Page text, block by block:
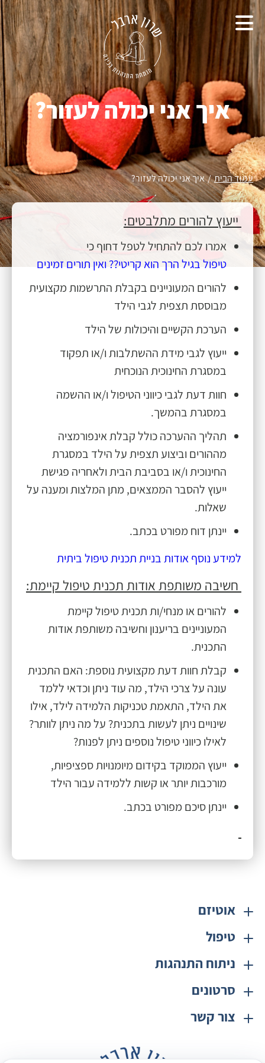
איך אני יכולה לעזור?
עמוד הבית / איך אני יכולה לעזור?
ייעוץ להורים מתלבטים:
אמרו לכם להתחיל לטפל דחוף כי
טיפול בגיל הרך הוא קריטי?? ואין תורים זמינים
להורים המעוניינים בקבלת התרשמות מקצועית
מבוססת תצפית לגבי הילד
הערכת הקשיים והיכולות של הילד
ייעוץ לגבי מידת ההשתלבות ו/או תפקוד
במסגרת החינוכית הנוכחית
חוות דעת לגבי כיווני הטיפול ו/או ההשמה
במסגרת בהמשך.
תהליך ההערכה כולל קבלת אינפורמציה
מההורים וביצוע תצפית על הילד במסגרת
החינוכית ו/או בסביבת הבית ולאחריה פגישת
ייעוץ להסבר הממצאים, מתן המלצות ומענה על
שאלות.
יינתן דוח מפורט בכתב.
למידע נוסף אודות בניית תכנית טיפול ביתית
חשיבה משותפת אודות תכנית טיפול קיימת:
להורים או מנחי/ות תכנית טיפול קיימת
המעוניינים בריענון וחשיבה משותפת אודות
התכנית.
קבלת חוות דעת מקצועית נוספת: האם התכנית
עונה על צרכי הילד, מה עוד ניתן וכדאי ללמד
את הילד, התאמת טכניקות הלמידה לילד, אילו
שינויים ניתן לעשות בתכנית? על מה ניתן לוותר?
לאילו כיווני טיפול נוספים ניתן לפנות?
ייעוץ הממוקד בקידום מיומנויות ספציפיות,
מורכבות יותר או קשות ללמידה עבור הילד
יינתן סיכם מפורט בכתב.
אוטיזם
טיפול
ניתוח התנהגות
סרטונים
צור קשר